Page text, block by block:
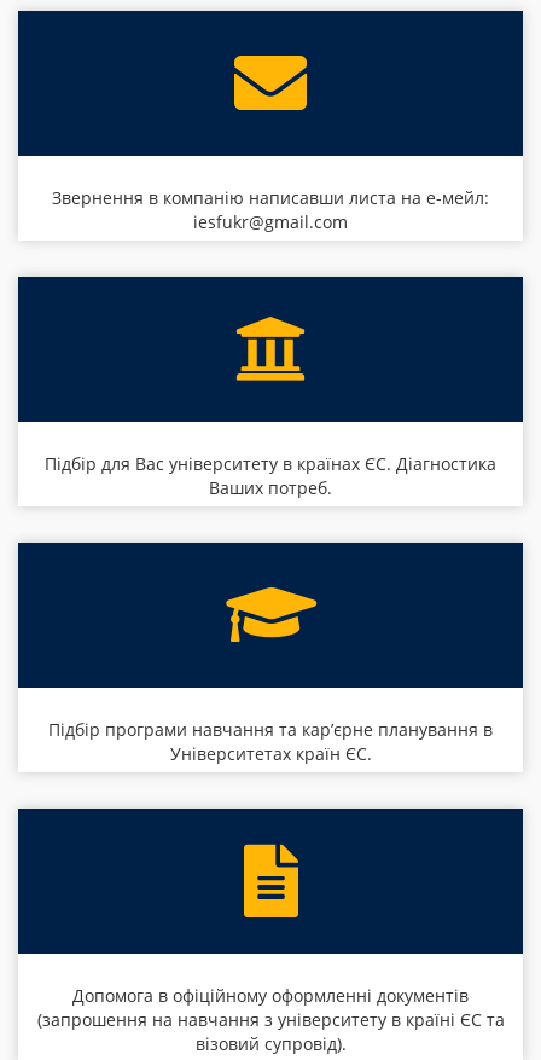
Звернення в компанію написавши листа на е-мейл:
iesfukr@gmail.com
Підбір для Вас університету в країнах ЄС. Діагностика
Ваших потреб.
Підбір програми навчання та кар’єрне планування в
Університетах країн ЄС.
Допомога в офіційному оформленні документів
(запрошення на навчання з університету в країні ЄС та
візовий супровід).